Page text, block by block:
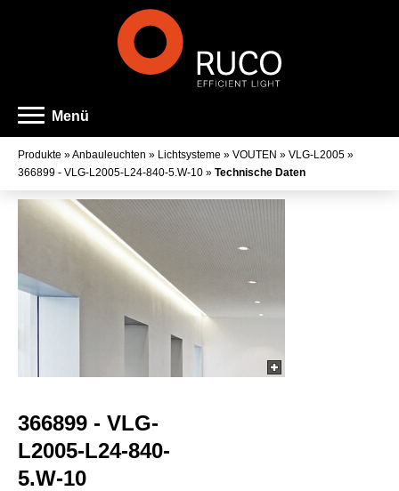
Menü
Produkte »Anbauleuchten » Lichtsysteme » VOUTEN » VLG-L2005 »
366899 - VLG-L2005-L24-840-5.W-10 » Technische Daten
366899 - VLG-
L2005-L24-840-
5.W-10